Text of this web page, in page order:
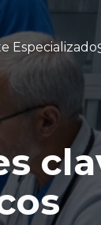
Especializado